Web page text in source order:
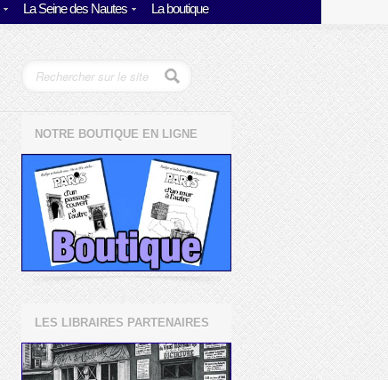
La Seine des Nautes La boutique
NOTRE BOUTIQUE EN LIGNE
LES LIBRAIRES PARTENAIRES